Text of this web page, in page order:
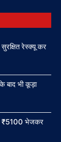
रेस्क्यू कर
बाद भी कूड़ा
₹5100 भेजकर